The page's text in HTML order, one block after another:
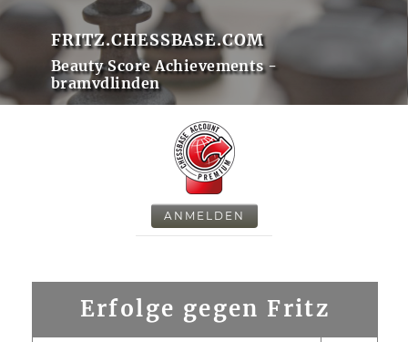
FRITZ.CHESSBASE.COM
Beauty Score Achievements -
bramvdlinden
ANMELDEN
Erfolge gegen Fritz